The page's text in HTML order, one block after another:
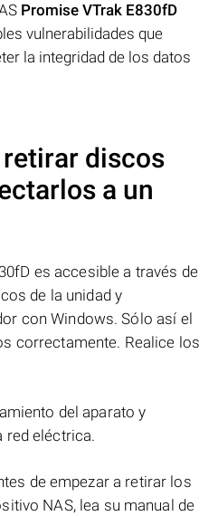
Promise VTrak E830fD
vulnerabilidades que
la integridad de los datos
discos
a un
es accesible a través de
de la unidad y
con Windows. Sólo así el
correctamente. Realice los
del aparato y
red eléctrica.
de empezar a retirar los
NAS, lea su manual de